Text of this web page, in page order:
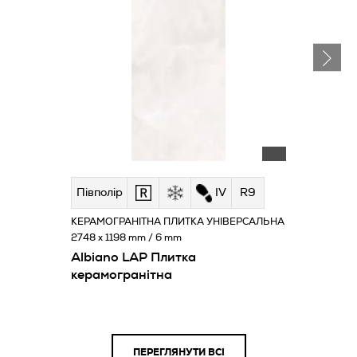
Півполір IV R9
Albiano LAP Плитка
керамогранітна
КЕРАМОГРАНІТНА ПЛИТКА УНІВЕРСАЛЬНА
2748 x 1198 mm / 6 mm
ПЕРЕГЛЯНУТИ ВСІ